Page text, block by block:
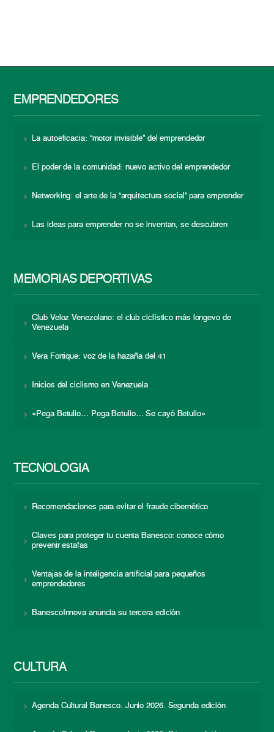
EMPRENDEDORES
La autoeficacia: “motor invisible” del emprendedor
El poder de la comunidad: nuevo activo del emprendedor
Networking: el arte de la “arquitectura social” para emprender
Las ideas para emprender no se inventan, se descubren
MEMORIAS DEPORTIVAS
Club Veloz Venezolano: el club ciclístico más longevo de
Venezuela
Vera Fortique: voz de la hazaña del 41
Inicios del ciclismo en Venezuela
«Pega Betulio… Pega Betulio… Se cayó Betulio»
TECNOLOGÍA
Recomendaciones para evitar el fraude cibernético
Claves para proteger tu cuenta Banesco: conoce cómo
prevenir estafas
Ventajas de la inteligencia artificial para pequeños
emprendedores
BanescoInnova anuncia su tercera edición
CULTURA
Agenda Cultural Banesco. Junio 2026. Segunda edición